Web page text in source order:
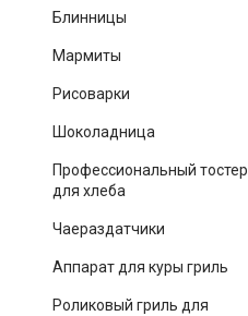
Блинницы
Мармиты
Рисоварки
Шоколадница
Профессиональный тостер
для хлеба
Чаераздатчики
Аппарат для куры гриль
Роликовый гриль для